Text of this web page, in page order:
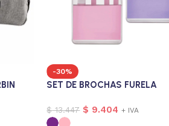
-30%
SET DE BROCHAS FURELA
$13.447 $ 9.404 + IVA